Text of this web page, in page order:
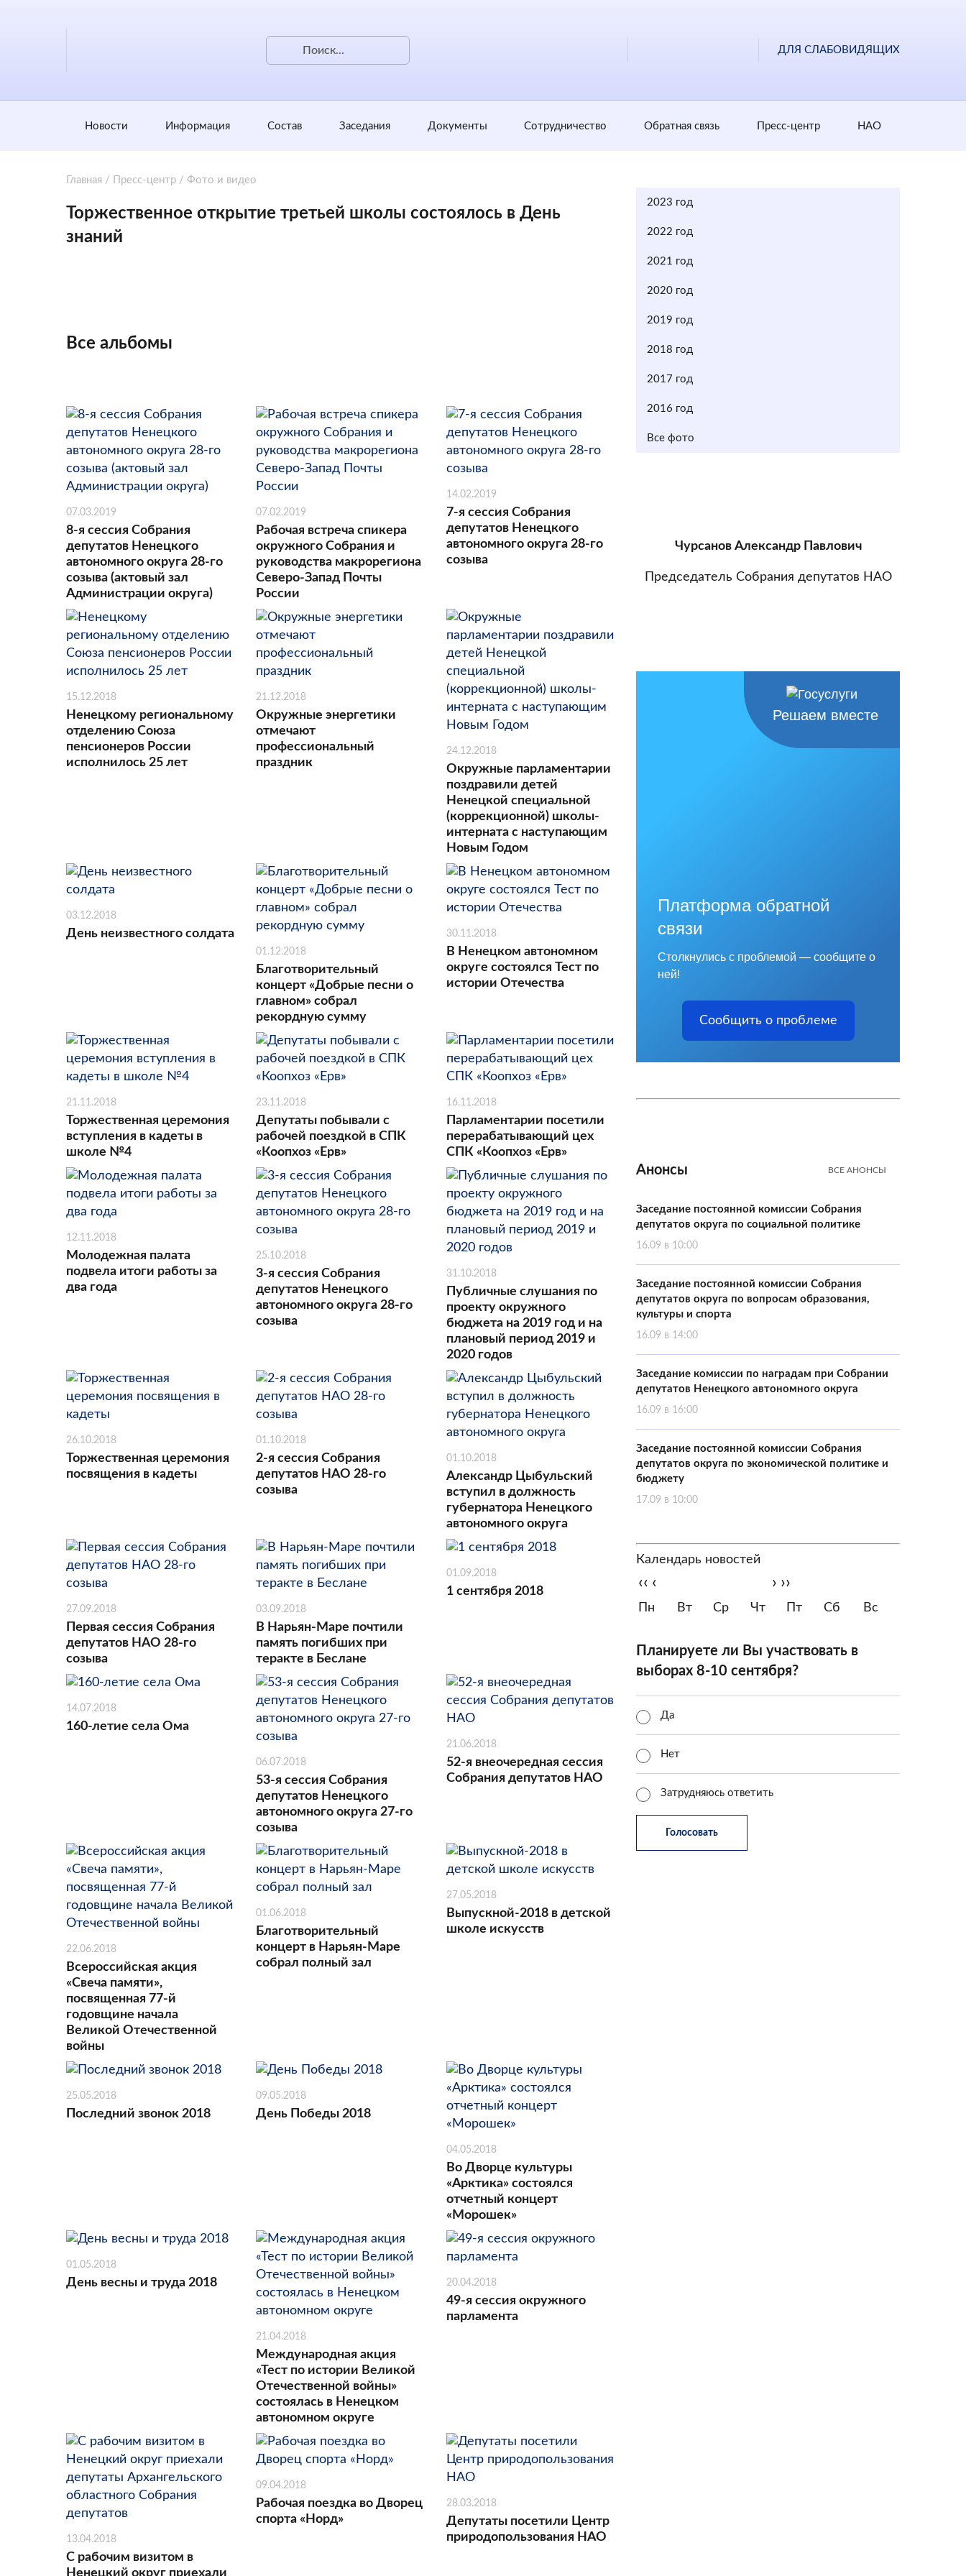
ДЛЯ СЛАБОВИДЯЩИХ
Новости Информация Состав Заседания Документы Сотрудничество Обратная cвязь Пресс-центр НАО
Главная / Пресс-центр / Фото и видео
Торжественное открытие третьей школы состоялось в День
знаний
Все альбомы
07.03.2019
8-я сессия Собрания
депутатов Ненецкого
автономного округа 28-го
созыва (актовый зал
Администрации округа)
07.02.2019
Рабочая встреча спикера
окружного Собрания и
руководства макрорегиона
Северо-Запад Почты
России
14.02.2019
7-я сессия Собрания
депутатов Ненецкого
автономного округа 28-го
созыва
15.12.2018
Ненецкому региональному
отделению Союза
пенсионеров России
исполнилось 25 лет
21.12.2018
Окружные энергетики
отмечают
профессиональный
праздник
24.12.2018
Окружные парламентарии
поздравили детей
Ненецкой специальной
(коррекционной) школы-
интерната с наступающим
Новым Годом
03.12.2018
День неизвестного солдата
01.12.2018
Благотворительный
концерт «Добрые песни о
главном» собрал
рекордную сумму
30.11.2018
В Ненецком автономном
округе состоялся Тест по
истории Отечества
21.11.2018
Торжественная церемония
вступления в кадеты в
школе №4
23.11.2018
Депутаты побывали с
рабочей поездкой в СПК
«Коопхоз «Ерв»
16.11.2018
Парламентарии посетили
перерабатывающий цех
СПК «Коопхоз «Ерв»
12.11.2018
Молодежная палата
подвела итоги работы за
два года
25.10.2018
3-я сессия Собрания
депутатов Ненецкого
автономного округа 28-го
созыва
31.10.2018
Публичные слушания по
проекту окружного
бюджета на 2019 год и на
плановый период 2019 и
2020 годов
26.10.2018
Торжественная церемония
посвящения в кадеты
01.10.2018
2-я сессия Собрания
депутатов НАО 28-го
созыва
01.10.2018
Александр Цыбульский
вступил в должность
губернатора Ненецкого
автономного округа
27.09.2018
Первая сессия Собрания
депутатов НАО 28-го
созыва
03.09.2018
В Нарьян-Маре почтили
память погибших при
теракте в Беслане
01.09.2018
1 сентября 2018
14.07.2018
160-летие села Ома
06.07.2018
53-я сессия Собрания
депутатов Ненецкого
автономного округа 27-го
созыва
21.06.2018
52-я внеочередная сессия
Собрания депутатов НАО
22.06.2018
Всероссийская акция
«Свеча памяти»,
посвященная 77-й
годовщине начала
Великой Отечественной
войны
01.06.2018
Благотворительный
концерт в Нарьян-Маре
собрал полный зал
27.05.2018
Выпускной-2018 в детской
школе искусств
25.05.2018
Последний звонок 2018
09.05.2018
День Победы 2018
04.05.2018
Во Дворце культуры
«Арктика» состоялся
отчетный концерт
«Морошек»
01.05.2018
День весны и труда 2018
21.04.2018
Международная акция
«Тест по истории Великой
Отечественной войны»
состоялась в Ненецком
автономном округе
20.04.2018
49-я сессия окружного
парламента
13.04.2018
С рабочим визитом в
Ненецкий округ приехали
09.04.2018
Рабочая поездка во Дворец
спорта «Норд»
28.03.2018
Депутаты посетили Центр
природопользования НАО
2023 год
2022 год
2021 год
2020 год
2019 год
2018 год
2017 год
2016 год
Все фото
Чурсанов Александр Павлович
Председатель Собрания депутатов НАО
Решаем вместе
Платформа обратной
связи
Столкнулись с проблемой — сообщите о
ней!
Сообщить о проблеме
Анонсы ВСЕ АНОНСЫ
Заседание постоянной комиссии Собрания
депутатов округа по социальной политике
16.09 в 10:00
Заседание постоянной комиссии Собрания
депутатов округа по вопросам образования,
культуры и спорта
16.09 в 14:00
Заседание комиссии по наградам при Собрании
депутатов Ненецкого автономного округа
16.09 в 16:00
Заседание постоянной комиссии Собрания
депутатов округа по экономической политике и
бюджету
17.09 в 10:00
Календарь новостей
‹‹ ‹ › ››
Пн Вт Ср Чт Пт Сб Вс
Планируете ли Вы участвовать в
выборах 8-10 сентября?
Да
Нет
Затрудняюсь ответить